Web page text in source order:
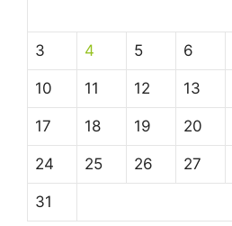
3 4 5 6
10 11 12 13
17 18 19 20
24 25 26 27
31